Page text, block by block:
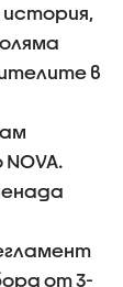
в
от 3-